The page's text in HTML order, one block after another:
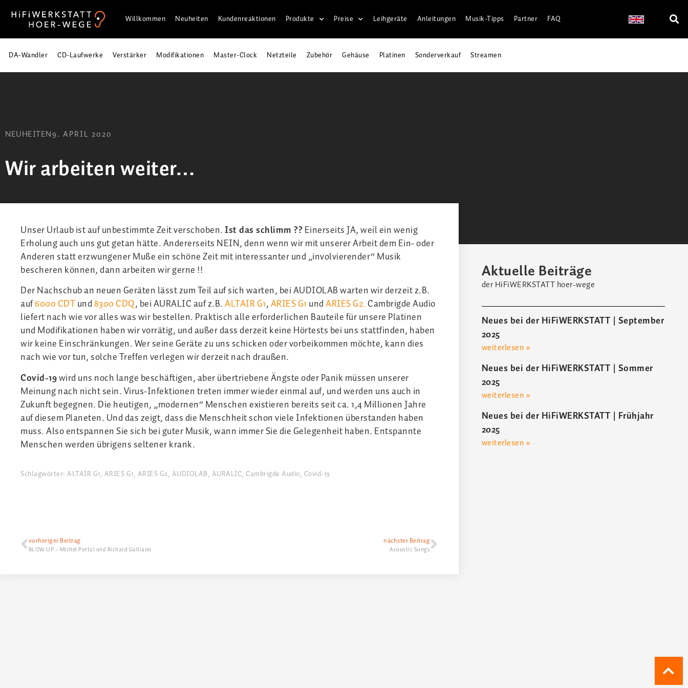
Willkommen Neuheiten Kundenreaktionen Produkte Preise Leihgeräte Anleitungen Musik-Tipps Partner FAQ
DA-Wandler CD-Laufwerke Verstärker Modifikationen Master-Clock Netzteile Zubehör Gehäuse Platinen Sonderverkauf Streamen
NEUHEITEN9. APRIL 2020
Wir arbeiten weiter…
Unser Urlaub ist auf unbestimmte Zeit verschoben.Ist das schlimm ??Einerseits JA, weil ein wenig
Erholung auch uns gut getan hätte. Andererseits NEIN, denn wenn wir mit unserer Arbeit dem Ein- oder
Anderen statt erzwungener Muße ein schöne Zeit mit interessanter und „involvierender“ Musik
bescheren können, dann arbeiten wir gerne !!
Der Nachschub an neuen Geräten lässt zum Teil auf sich warten, bei AUDIOLAB warten wir derzeit z.B.
auf6000 CDTund 8300 CDQ, bei AURALIC auf z.B.ALTAIR G1,ARIES G1 undARIES G2. Cambrigde Audio
liefert nach wie vor alles was wir bestellen. Praktisch alle erforderlichen Bauteile für unsere Platinen
und Modifikationen haben wir vorrätig, und außer dass derzeit keine Hörtests bei uns stattfinden, haben
wir keine Einschränkungen. Wer seine Geräte zu uns schicken oder vorbeikommen möchte, kann dies
nach wie vor tun, solche Treffen verlegen wir derzeit nach draußen.
Covid-19wird uns noch lange beschäftigen, aber übertriebene Ängste oder Panik müssen unserer
Meinung nach nicht sein. Virus-Infektionen treten immer wieder einmal auf, und werden uns auch in
Zukunft begegnen. Die heutigen, „modernen“ Menschen existieren bereits seit ca. 1,4 Millionen Jahre
auf diesem Planeten. Und das zeigt, dass die Menschheit schon viele Infektionen überstanden haben
muss. Also entspannen Sie sich bei guter Musik, wann immer Sie die Gelegenheit haben. Entspannte
Menschen werden übrigens seltener krank.
Schlagwörter: ALTAIR G1, ARIES G1, ARIES G2, AUDIOLAB, AURALIC, Cambrigde Audio, Covid-19
vorheriger Beitrag
BLOW UP – Michel Portal und Richard Galliano
nächster Beitrag
Acoustic Songs
Aktuelle Beiträge
der HiFiWERKSTATT hoer-wege
Neues bei der HiFiWERKSTATT | September
2025
weiterlesen »
Neues bei der HiFiWERKSTATT | Sommer
2025
weiterlesen »
Neues bei der HiFiWERKSTATT | Frühjahr
2025
weiterlesen »